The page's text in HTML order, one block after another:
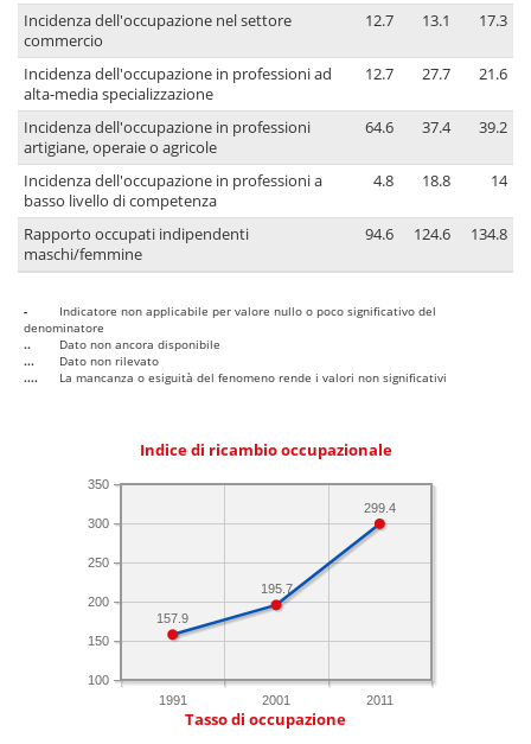
Incidenza dell'occupazione nel settore
commercio
12.7 13.1 17.3
Incidenza dell'occupazione in professioni ad
alta-media specializzazione
12.7 27.7 21.6
Incidenza dell'occupazione in professioni
artigiane, operaie o agricole
64.6 37.4 39.2
Incidenza dell'occupazione in professioni a
basso livello di competenza
4.8 18.8 14
Rapporto occupati indipendenti
maschi/femmine
94.6 124.6 134.8
-
Indicatore non applicabile per valore nullo o poco significativo del
denominatore
..
Dato non ancora disponibile
...
Dato non rilevato
....
La mancanza o esiguità del fenomeno rende i valori non significativi
Indice di ricambio occupazionale
1991 2001 2011
100
150
200
250
300
350
299.4
195.7
157.9
Tasso di occupazione